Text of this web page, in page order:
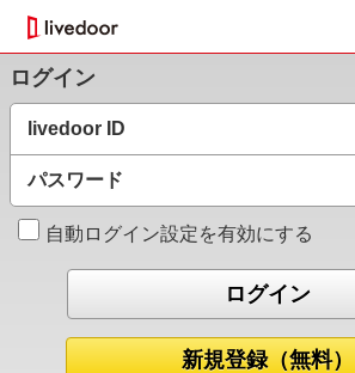
ログイン
livedoor ID
パスワード
自動ログイン設定を有効にする
新規登録（無料）